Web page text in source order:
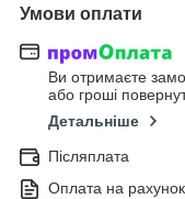
Умови оплати
Ви отримаєте
або гроші
Детальніше
Післяплата
Оплата на рахунок